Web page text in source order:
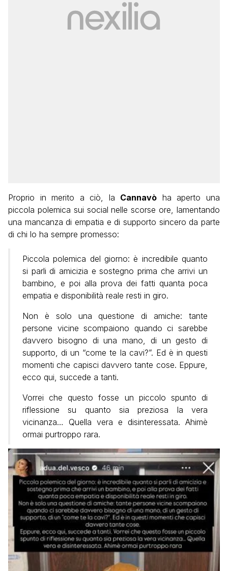
Proprio in merito a ciò, la Cannavò ha aperto una
piccola polemica sui social nelle scorse ore, lamentando
una mancanza di empatia e di supporto sincero da parte
di chi lo ha sempre promesso:
Piccola polemica del giorno: è incredibile quanto
si parli di amicizia e sostegno prima che arrivi un
bambino, e poi alla prova dei fatti quanta poca
empatia e disponibilità reale resti in giro.
Non è solo una questione di amiche: tante
persone vicine scompaiono quando ci sarebbe
davvero bisogno di una mano, di un gesto di
supporto, di un “come te la cavi?”. Ed è in questi
momenti che capisci davvero tante cose. Eppure,
ecco qui, succede a tanti.
Vorrei che questo fosse un piccolo spunto di
riflessione su quanto sia preziosa la vera
vicinanza… Quella vera e disinteressata. Ahimè
ormai purtroppo rara.